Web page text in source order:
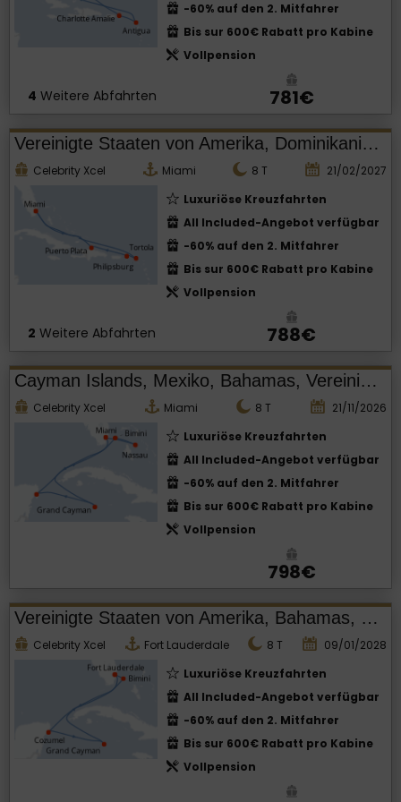
-60% auf den 2. Mitfahrer
Bis sur 600€ Rabatt pro Kabine
Vollpension
4 Weitere Abfahrten 781€
Vereinigte Staaten von Amerika, Dominikanische Republik
Celebrity Xcel Miami 8 T
21/02/2027
Luxuriöse Kreuzfahrten
All Included-Angebot verfügbar
-60% auf den 2. Mitfahrer
Bis sur 600€ Rabatt pro Kabine
Vollpension
2 Weitere Abfahrten 788€
Cayman Islands, Mexiko, Bahamas, Vereinigte Staaten von Amerika
Celebrity Xcel Miami 8 T
21/11/2026
Luxuriöse Kreuzfahrten
All Included-Angebot verfügbar
-60% auf den 2. Mitfahrer
Bis sur 600€ Rabatt pro Kabine
Vollpension
798€
Vereinigte Staaten von Amerika, Bahamas, Mexiko, Cayman Islands
Celebrity Xcel Fort Lauderdale 8 T
09/01/2028
Luxuriöse Kreuzfahrten
All Included-Angebot verfügbar
-60% auf den 2. Mitfahrer
Bis sur 600€ Rabatt pro Kabine
Vollpension